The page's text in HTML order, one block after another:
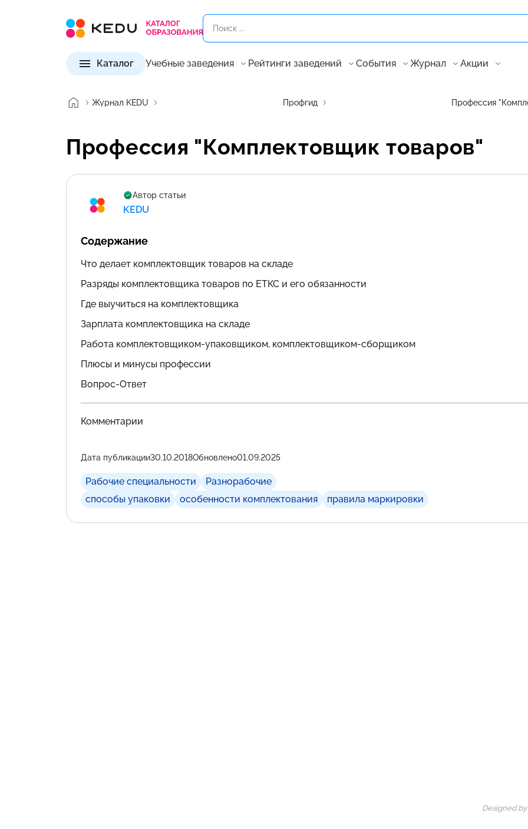
Каталог Учебные заведения Рейтинги заведений События Журнал Акции
Журнал KEDU Профгид Профессия
Профессия "Комплектовщик товаров"
Автор статьи
KEDU
Содержание
Что делает комплектовщик товаров на складе
Разряды комплектовщика товаров по ЕТКС и его обязанности
Где выучиться на комплектовщика
Зарплата комплектовщика на складе
Работа комплектовщиком-упаковщиком, комплектовщиком-сборщиком
Плюсы и минусы профессии
Вопрос-Ответ
Комментарии
Дата публикации30.10.2018Обновлено01.09.2025
Рабочие специальности
Разнорабочие
способы упаковки
особенности комплектования правила маркировки
Designed